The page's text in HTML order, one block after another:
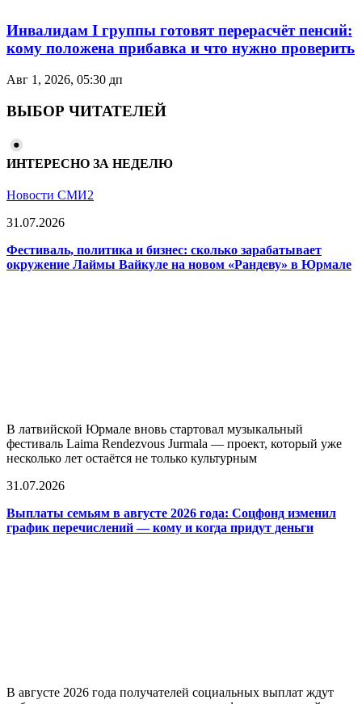
Инвалидам I группы готовят перерасчёт пенсий:
кому положена прибавка и что нужно проверить
Авг 1, 2026, 05:30 дп
ВЫБОР ЧИТАТЕЛЕЙ
ИНТЕРЕСНО ЗА НЕДЕЛЮ
Новости СМИ2
31.07.2026
Фестиваль, политика и бизнес: сколько зарабатывает
окружение Лаймы Вайкуле на новом «Рандеву» в Юрмале
В латвийской Юрмале вновь стартовал музыкальный
фестиваль Laima Rendezvous Jurmala — проект, который уже
несколько лет остаётся не только культурным
31.07.2026
Выплаты семьям в августе 2026 года: Соцфонд изменил
график перечислений — кому и когда придут деньги
В августе 2026 года получателей социальных выплат ждут